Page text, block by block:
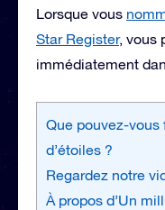
Lorsque vous
Star Register, vous
immédiatement
Que pouvez-vous
d’étoiles ?
Regardez notre
À propos d’Un